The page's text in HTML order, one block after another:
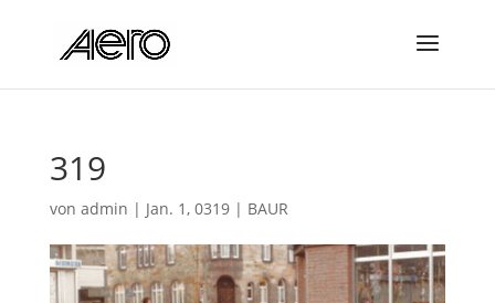
319
von admin | Jan. 1, 0319| BAUR